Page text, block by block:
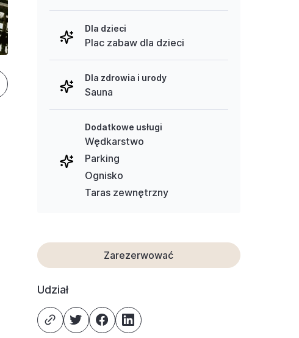
Dla dzieci
Plac zabaw dla dzieci
Dla zdrowia i urody
Sauna
Dodatkowe usługi
Wędkarstwo
Parking
Ognisko
Taras zewnętrzny
Zarezerwować
Udział